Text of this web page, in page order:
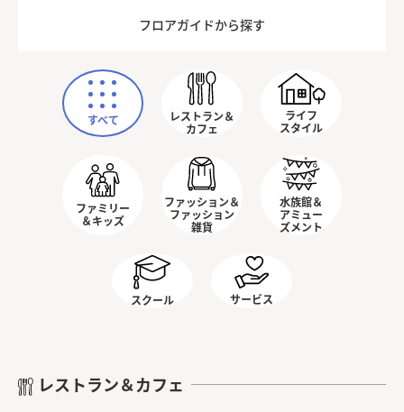
フロアガイドから探す
すべて
レストラン＆
カフェ
ライフ
スタイル
ファミリー
＆キッズ
ファッション＆
ファッション
雑貨
水族館＆
アミュー
ズメント
スクール サービス
レストラン＆カフェ